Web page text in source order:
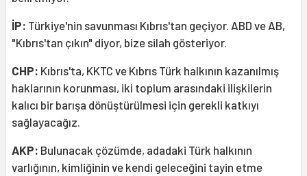
İP: Türkiye'nin savunması Kıbrıs'tan geçiyor. ABD ve AB,
"Kıbrıs'tan çıkın" diyor, bize silah gösteriyor.
CHP: Kıbrıs'ta, KKTC ve Kıbrıs Türk halkının kazanılmış
haklarının korunması, iki toplum arasındaki ilişkilerin
kalıcı bir barışa dönüştürülmesi için gerekli katkıyı
sağlayacağız.
AKP: Bulunacak çözümde, adadaki Türk halkının
varlığının, kimliğinin ve kendi geleceğini tayin etme